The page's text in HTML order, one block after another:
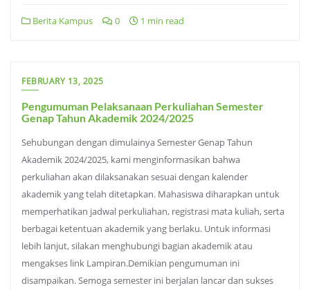
Berita Kampus 0 1 min read
FEBRUARY 13, 2025
Pengumuman Pelaksanaan Perkuliahan Semester
Genap Tahun Akademik 2024/2025
Sehubungan dengan dimulainya Semester Genap Tahun
Akademik 2024/2025, kami menginformasikan bahwa
perkuliahan akan dilaksanakan sesuai dengan kalender
akademik yang telah ditetapkan. Mahasiswa diharapkan untuk
memperhatikan jadwal perkuliahan, registrasi mata kuliah, serta
berbagai ketentuan akademik yang berlaku. Untuk informasi
lebih lanjut, silakan menghubungi bagian akademik atau
mengakses link Lampiran.Demikian pengumuman ini
disampaikan. Semoga semester ini berjalan lancar dan sukses